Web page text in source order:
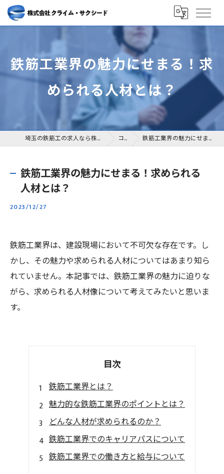
鉄筋工業界の魅力にせまる！求
められる人材とは？
埼玉の鉄筋工の求人なら株式会社クライム・サクシード コラム 鉄筋工業界の魅力にせまる！求められる人材とは？
鉄筋工業界の魅力にせまる！求められる
人材とは？
2023/12/27
鉄筋工業界は、建設現場において不可欠な存在です。し
かし、その魅力や求められる人材についてはあまり知ら
れていません。本記事では、鉄筋工業界の魅力に迫りな
がら、求められる人材像について考えてみたいと思いま
す。
目次
鉄筋工業界とは？
魅力的な鉄筋工業界のポイントとは？
どんな人材が求められるのか？
鉄筋工業界でのキャリアパスについて
鉄筋工業界での働き方と給与について